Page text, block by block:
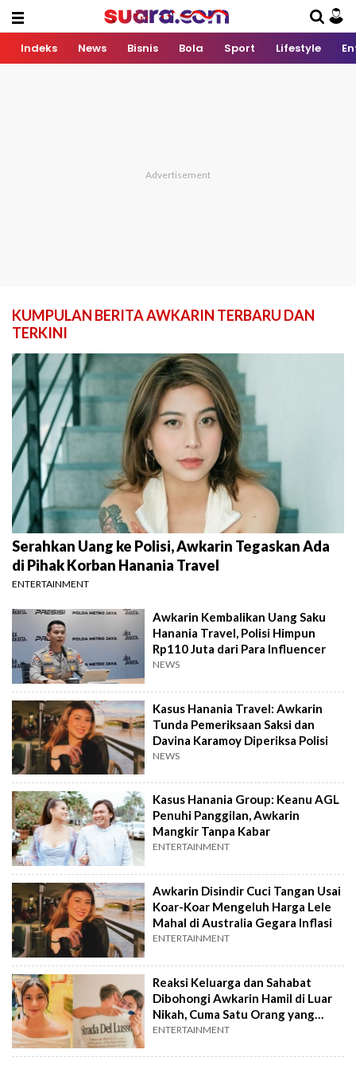
Indeks News Bisnis Bola Sport Lifestyle
KUMPULAN BERITA AWKARIN TERBARU DAN
TERKINI
Serahkan Uang ke Polisi, Awkarin Tegaskan Ada
di Pihak Korban Hanania Travel
ENTERTAINMENT
Awkarin Kembalikan Uang Saku
Hanania Travel, Polisi Himpun
Rp110 Juta dari Para Influencer
NEWS
Kasus Hanania Travel: Awkarin
Tunda Pemeriksaan Saksi dan
Davina Karamoy Diperiksa Polisi
NEWS
Kasus Hanania Group: Keanu AGL
Penuhi Panggilan, Awkarin
Mangkir Tanpa Kabar
ENTERTAINMENT
Awkarin Disindir Cuci Tangan Usai
Koar-Koar Mengeluh Harga Lele
Mahal di Australia Gegara Inflasi
ENTERTAINMENT
Reaksi Keluarga dan Sahabat
Dibohongi Awkarin Hamil di Luar
Nikah, Cuma Satu Orang yang
Istigfar
ENTERTAINMENT